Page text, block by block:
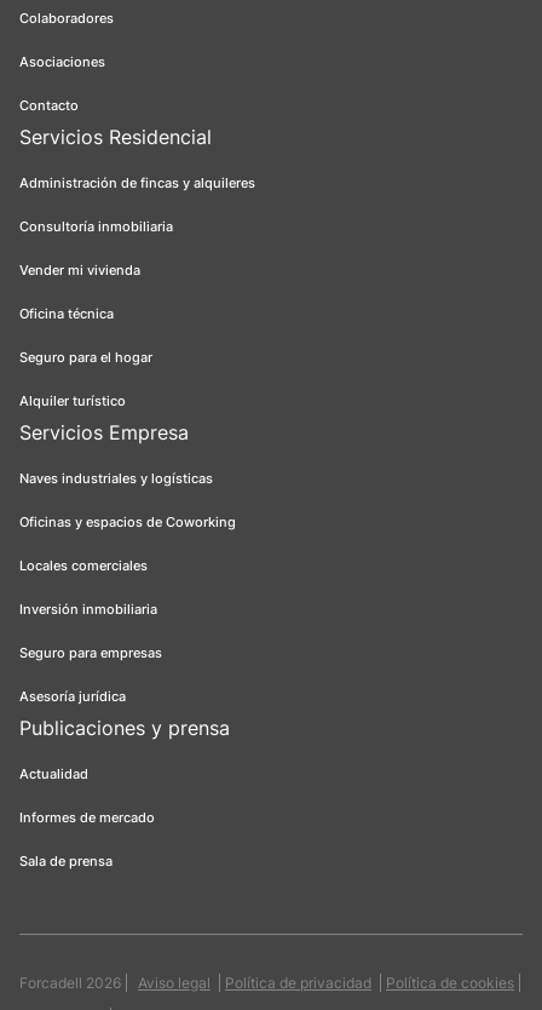
Colaboradores
Asociaciones
Contacto
Servicios Residencial
Administración de fincas y alquileres
Consultoría inmobiliaria
Vender mi vivienda
Oficina técnica
Seguro para el hogar
Alquiler turístico
Servicios Empresa
Naves industriales y logísticas
Oficinas y espacios de Coworking
Locales comerciales
Inversión inmobiliaria
Seguro para empresas
Asesoría jurídica
Publicaciones y prensa
Actualidad
Informes de mercado
Sala de prensa
Forcadell 2026 Aviso legal Política de privacidad
Política de cookies